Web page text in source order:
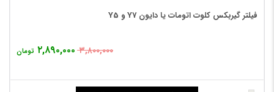
فیلتر گیربکس کلوت اتومات یا دایون Y7 و Y5
۳,۸۰۰,۰۰۰ ۲,۸۹۰,۰۰۰ تومان